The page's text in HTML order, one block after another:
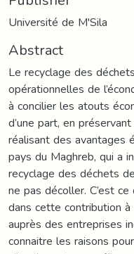
Université de M'Sila
Abstract
Le recyclage des
opérationnelles de
à concilier les atouts
d’une part, en
réalisant des avantages
pays du Maghreb, qui a
recyclage des déchets
ne pas décoller. C’est
dans cette contribution
auprès des entreprises
connaitre les raisons